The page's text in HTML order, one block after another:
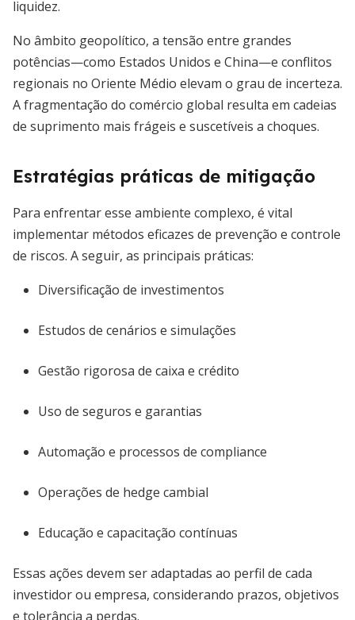
liquidez.
No âmbito geopolítico, a tensão entre grandes
potências—como Estados Unidos e China—e conflitos
regionais no Oriente Médio elevam o grau de incerteza.
A fragmentação do comércio global resulta em cadeias
de suprimento mais frágeis e suscetíveis a choques.
Estratégias práticas de mitigação
Para enfrentar esse ambiente complexo, é vital
implementar métodos eficazes de prevenção e controle
de riscos. A seguir, as principais práticas:
Diversificação de investimentos
Estudos de cenários e simulações
Gestão rigorosa de caixa e crédito
Uso de seguros e garantias
Automação e processos de compliance
Operações de hedge cambial
Educação e capacitação contínuas
Essas ações devem ser adaptadas ao perfil de cada
investidor ou empresa, considerando prazos, objetivos
e tolerância a perdas.